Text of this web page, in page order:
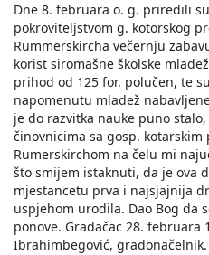
Dne 8. februara o. g. priredili
pokroviteljstvom g. kotorskog
Rummerskircha večernju
korist siromašne školske
prihod od 125 for. polučen, te
napomenutu mladež
je do razvitka nauke puno
činovnicima sa gosp.
Rumerskirchom na čelu mi
što smijem istaknuti, da je ova
mjestancetu prva i najsjajnija
uspjehom urodila. Dao Bog da
ponove. Gradačac 28. februara
Ibrahimbegović, gradonačelnik.